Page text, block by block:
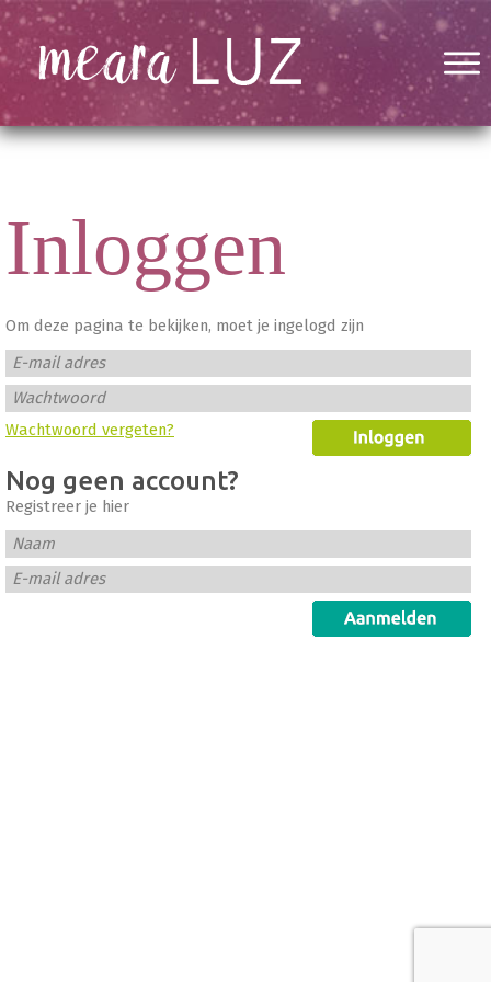
Inloggen
Om deze pagina te bekijken, moet je ingelogd zijn
E-mail adres
Wachtwoord
Wachtwoord vergeten?
Nog geen account?
Registreer je hier
Naam
E-mail adres